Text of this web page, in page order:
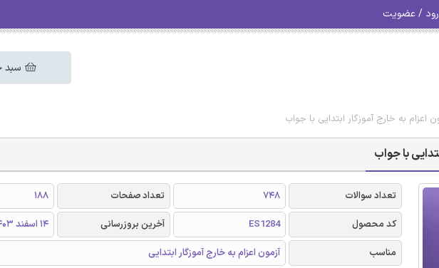
/ عضویت
سبد
اعزام به خارج آموزگار ابتدایی با جواب
با جواب
تعداد سوالات 748 تعداد صفحات
188
کد محصول
ES1284 آخرین بروزرسانی
14 اسفند 1403
مناسب
آزمون اعزام به خارج آموزگار ابتدایی